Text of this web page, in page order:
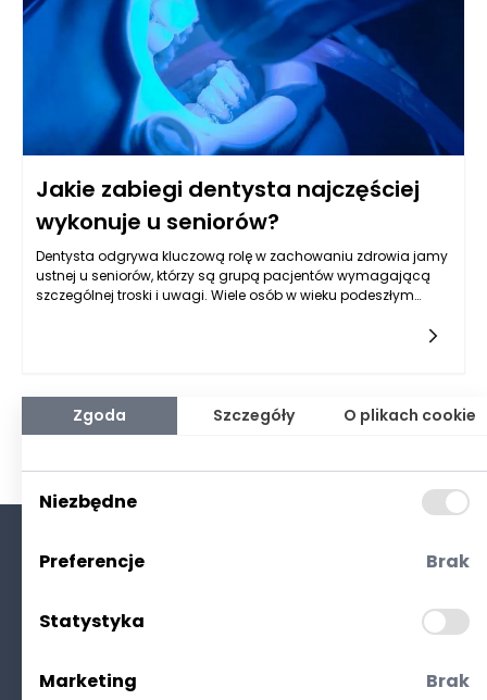
Jakie zabiegi dentysta najczęściej
wykonuje u seniorów?
Dentysta odgrywa kluczową rolę w zachowaniu zdrowia jamy
ustnej u seniorów, którzy są grupą pacjentów wymagającą
szczególnej troski i uwagi. Wiele osób w wieku podeszłym
zrozumieć, jakie zabiegi są najczęściej wykonywane u
seniorów.
Polityka prywatności
Zgoda Szczegóły O plikach cookie
Niezbędne
Preferencje Brak
Statystyka
Marketing Brak